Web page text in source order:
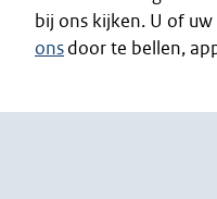
bij ons kijken. U of
onsdoor te bellen,